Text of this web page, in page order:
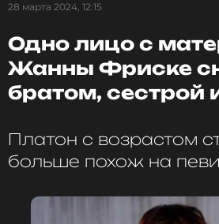
28 марта 2024, 12:15
Одно лицо с
Жанны Фриске
братом, сестрой
Платон с возрастом
больше похож на